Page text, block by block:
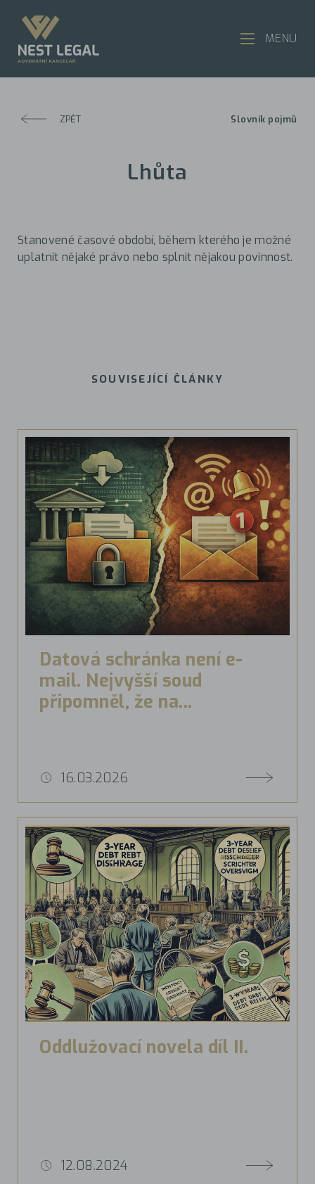
ZPĚT Slovník pojmů
Lhůta
Stanovené časové období, během kterého je možné
uplatnit nějaké právo nebo splnit nějakou povinnost.
SOUVISEJÍCÍ ČLÁNKY
Datová schránka není e-
mail. Nejvyšší soud
připomněl, že na...
16.03.2026
Oddlužovací novela díl II.
12.08.2024
MENU